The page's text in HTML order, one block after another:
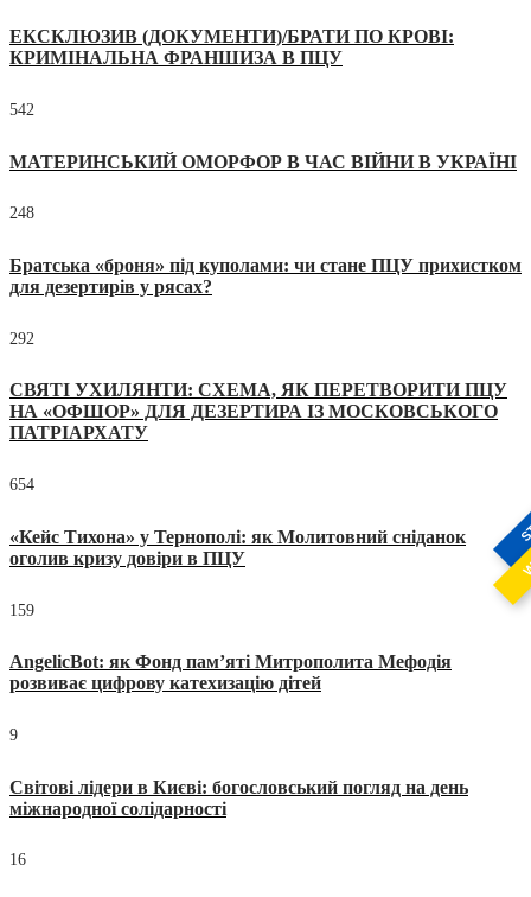
ЕКСКЛЮЗИВ (ДОКУМЕНТИ)/БРАТИ ПО КРОВІ:
КРИМІНАЛЬНА ФРАНШИЗА В ПЦУ
542
МАТЕРИНСЬКИЙ ОМОРФОР В ЧАС ВІЙНИ В УКРАЇНІ
248
Братська «броня» під куполами: чи стане ПЦУ прихистком
для дезертирів у рясах?
292
СВЯТІ УХИЛЯНТИ: СХЕМА, ЯК ПЕРЕТВОРИТИ ПЦУ
НА «ОФШОР» ДЛЯ ДЕЗЕРТИРА ІЗ МОСКОВСЬКОГО
ПАТРІАРХАТУ
654
«Кейс Тихона» у Тернополі: як Молитовний сніданок
оголив кризу довіри в ПЦУ
159
AngelicBot: як Фонд пам’яті Митрополита Мефодія
розвиває цифрову катехизацію дітей
9
Світові лідери в Києві: богословський погляд на день
міжнародної солідарності
16